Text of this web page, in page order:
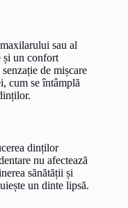
sau al
și un confort
de mișcare
cum se întâmplă
dinților
nu afectează
sănătății și
un dinte lipsă.